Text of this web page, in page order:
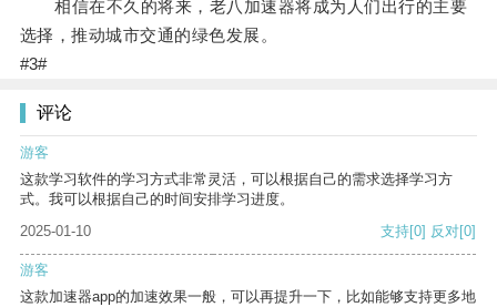
相信在不久的将来，老八加速器将成为人们出行的主要
选择，推动城市交通的绿色发展。
#3#
评论
游客
这款学习软件的学习方式非常灵活，可以根据自己的需求选择学习方
式。我可以根据自己的时间安排学习进度。
2025-01-10
支持[0] 反对[0]
游客
这款加速器app的加速效果一般，可以再提升一下，比如能够支持更多地